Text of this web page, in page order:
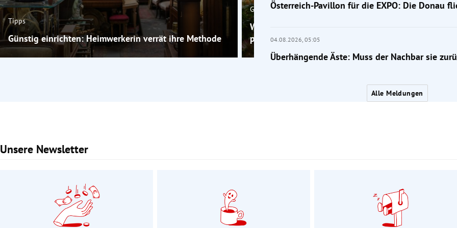
Tipps
Günstig einrichten: Heimwerkerin verrät ihre Methode
Gärtner-Tipp
Wenig Platz im Garten? Diese Bäume passen
perfekt
Österreich-Pavillon für die EXPO: Die Donau
04.08.2026, 05:05
Überhängende Äste: Muss der Nachbar sie
Alle Meldungen
Unsere Newsletter
Slide 1 von 3